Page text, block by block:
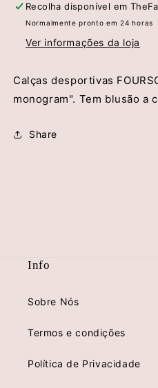
Recolha disponível em
Normalmente pronto em 24 horas
Ver informações da loja
Calças desportivas
monogram". Tem blusão a
Share
Info
Sobre Nós
Termos e condições
Política de Privacidade